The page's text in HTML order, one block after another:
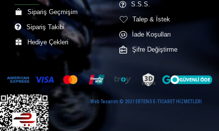
Sipariş Geçmişim
Sipariş Takibi
Hediye Çekleri
S.S.S.
Talep & İstek
İade Koşulları
Şifre Değiştirme
Web Tasarım © 2021 ERTENS E-TİCARET HİZMETLERİ